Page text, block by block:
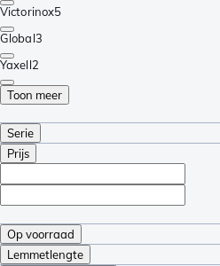
Victorinox5
Global3
Yaxell2
Toon meer
Serie
Prijs
Op voorraad
Lemmetlengte